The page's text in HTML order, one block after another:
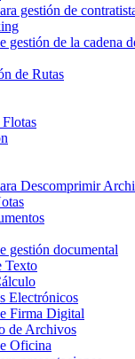
gestión de
gestión de la cadena
de Rutas
Descomprimir
gestión documental
Texto
Electrónicos
Firma Digital
de Archivos
Oficina